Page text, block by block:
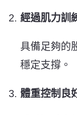
經過肌力訓
具備足夠的
穩定支撐。
體重控制良